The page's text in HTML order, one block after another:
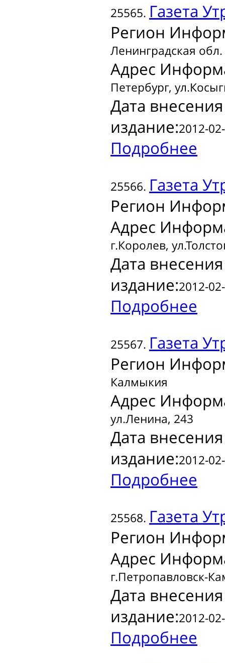
25565. Газета
Регион
Ленинградская обл.
Адрес
Петербург,
Дата
издание:2012-
Подробнее
25566. Газета
Регион
Адрес
г.Королев,
Дата
издание:2012-
Подробнее
25567. Газета
Регион
Калмыкия
Адрес
ул.Ленина, 243
Дата
издание:2012-
Подробнее
25568. Газета
Регион
Адрес
г.Петропавловск-
Дата
издание:2012-
Подробнее